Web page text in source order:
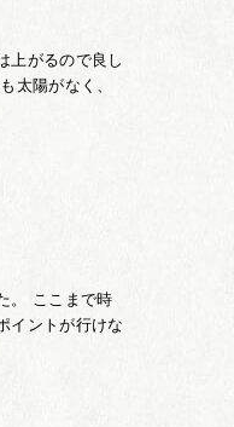
上がるので良し
太陽がなく、
。 ここまで時
イントが行けな